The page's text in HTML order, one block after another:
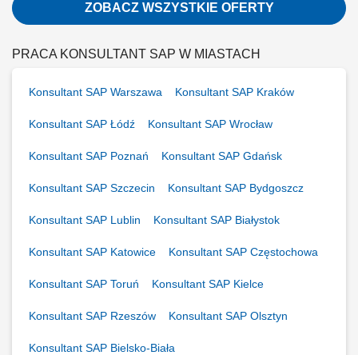
zespołu odpowiedzialnego za przygotowanie samochodów nowych i
używanych. Opis stanowiska Koordynacja procesu przygotowania
ZOBACZ WSZYSTKIE OFERTY
PRACA KONSULTANT SAP W MIASTACH
Konsultant SAP Warszawa Konsultant SAP Kraków
Konsultant SAP Łódź Konsultant SAP Wrocław
Konsultant SAP Poznań Konsultant SAP Gdańsk
Konsultant SAP Szczecin Konsultant SAP Bydgoszcz
Konsultant SAP Lublin Konsultant SAP Białystok
Konsultant SAP Katowice Konsultant SAP Częstochowa
Konsultant SAP Toruń Konsultant SAP Kielce
Konsultant SAP Rzeszów Konsultant SAP Olsztyn
Konsultant SAP Bielsko-Biała